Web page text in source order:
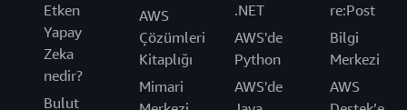
Etken
Yapay
Zeka
nedir?
Bulut
AWS
Çözümleri
Kitaplığı
Mimari
.NET
AWS'de
Python
AWS'de
re:Post
Bilgi
Merkezi
AWS